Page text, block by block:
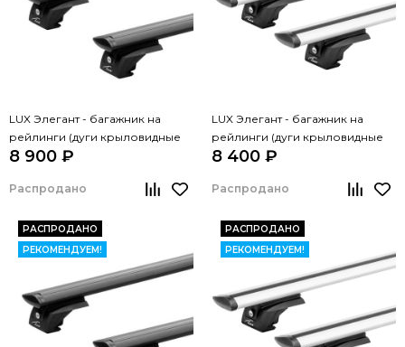
LUX Элегант - багажник на
рейлинги (дуги крыловидные
черные, 1,2м)
8 900 ₽
Распродано
LUX Элегант - багажник на
рейлинги (дуги крыловидные
серые, 1,2м)
8 400 ₽
Распродано
РАСПРОДАНО
РЕКОМЕНДУЕМ!
РАСПРОДАНО
РЕКОМЕНДУЕМ!